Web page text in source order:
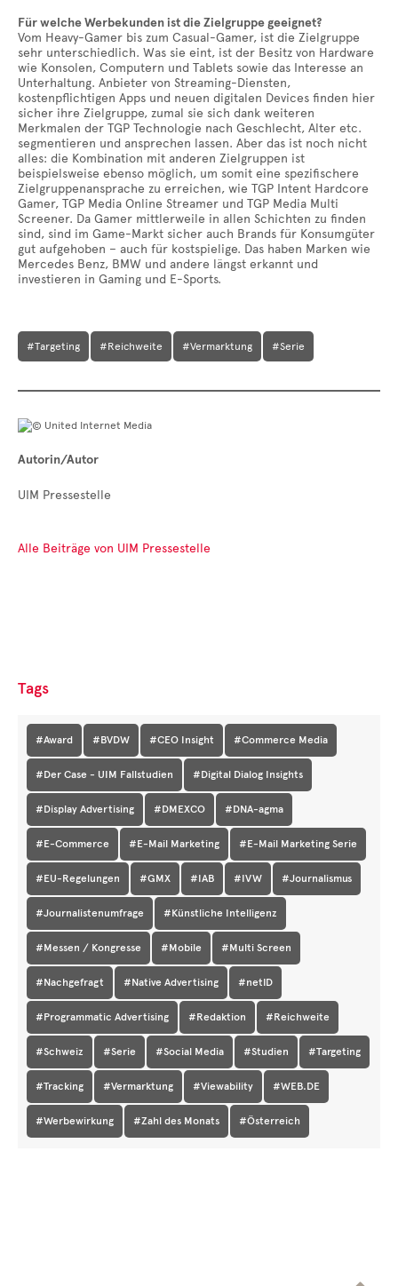
Für welche Werbekunden ist die Zielgruppe geeignet?
Vom Heavy-Gamer bis zum Casual-Gamer, ist die Zielgruppe
sehr unterschiedlich. Was sie eint, ist der Besitz von Hardware
wie Konsolen, Computern und Tablets sowie das Interesse an
Unterhaltung. Anbieter von Streaming-Diensten,
kostenpflichtigen Apps und neuen digitalen Devices finden hier
sicher ihre Zielgruppe, zumal sie sich dank weiteren
Merkmalen der TGP Technologie nach Geschlecht, Alter etc.
segmentieren und ansprechen lassen. Aber das ist noch nicht
alles: die Kombination mit anderen Zielgruppen ist
beispielsweise ebenso möglich, um somit eine spezifischere
Zielgruppenansprache zu erreichen, wie TGP Intent Hardcore
Gamer, TGP Media Online Streamer und TGP Media Multi
Screener. Da Gamer mittlerweile in allen Schichten zu finden
sind, sind im Game-Markt sicher auch Brands für Konsumgüter
gut aufgehoben – auch für kostspielige. Das haben Marken wie
Mercedes Benz, BMW und andere längst erkannt und
investieren in Gaming und E-Sports.
#Targeting #Reichweite #Vermarktung #Serie
Autorin/Autor
UIM Pressestelle
Alle Beiträge von UIM Pressestelle
Tags
#Award #BVDW #CEO Insight #Commerce Media
#Der Case - UIM Fallstudien #Digital Dialog Insights
#Display Advertising #DMEXCO #DNA-agma
#E-Commerce #E-Mail Marketing #E-Mail Marketing Serie
#EU-Regelungen #GMX #IAB #IVW #Journalismus
#Journalistenumfrage #Künstliche Intelligenz
#Messen / Kongresse #Mobile #Multi Screen
#Nachgefragt #Native Advertising #netID
#Programmatic Advertising #Redaktion #Reichweite
#Schweiz #Serie #Social Media #Studien #Targeting
#Tracking #Vermarktung #Viewability #WEB.DE
#Werbewirkung #Zahl des Monats #Österreich